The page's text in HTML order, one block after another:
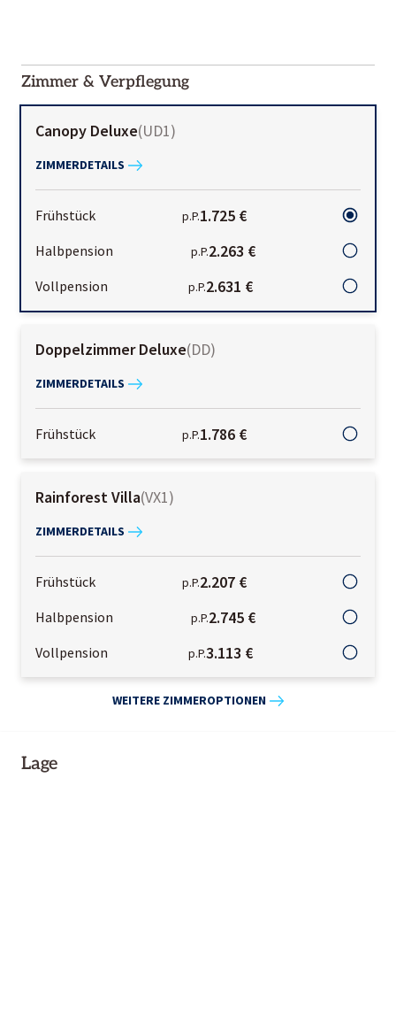
01-02
Zimmer & Verpflegung
Canopy Deluxe(UD1)
ZIMMERDETAILS
Frühstück p.P.1.725 €
Halbpension p.P.2.263 €
Vollpension p.P.2.631 €
Doppelzimmer Deluxe(DD)
ZIMMERDETAILS
Frühstück p.P.1.786 €
Rainforest Villa(VX1)
ZIMMERDETAILS
Frühstück p.P.2.207 €
Halbpension p.P.2.745 €
Vollpension p.P.3.113 €
WEITERE ZIMMEROPTIONEN
Lage